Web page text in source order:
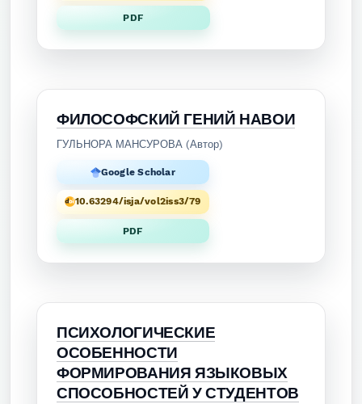
PDF
ФИЛОСОФСКИЙ ГЕНИЙ НАВОИ
ГУЛЬНОРА МАНСУРОВА (Автор)
Google Scholar
10.63294/isja/vol2iss3/79
PDF
ПСИХОЛОГИЧЕСКИЕ
ОСОБЕННОСТИ
ФОРМИРОВАНИЯ ЯЗЫКОВЫХ
СПОСОБНОСТЕЙ У СТУДЕНТОВ